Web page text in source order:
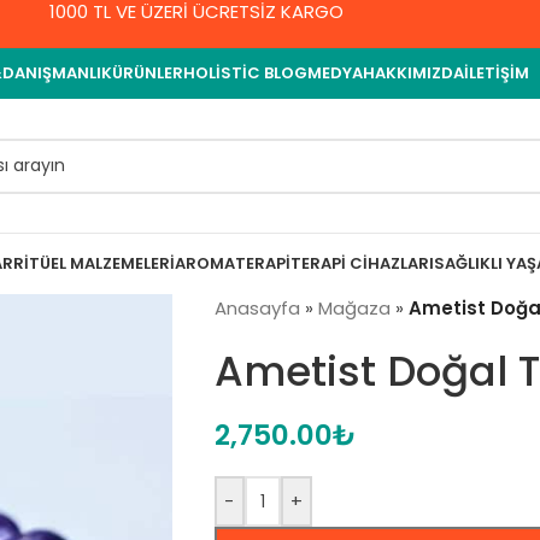
1000 TL VE ÜZERİ ÜCRETSİZ KARGO
ÜRÜNLERHOLISTIC BLOGMEDYAHAKKIMIZDAİLETIŞIM
RITÜEL MALZEMELERIAROMATERAPITERAPI CIHAZLARISAĞLIKLI
Anasayfa » Mağaza » Ametist
Ametist Doğal
2,750.00₺
- +